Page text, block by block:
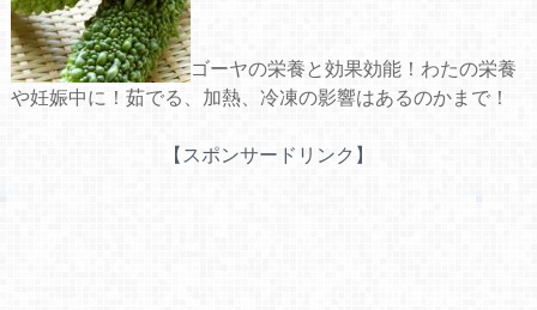
ゴーヤの栄養と効果効能！わたの栄養
や妊娠中に！茹でる、加熱、冷凍の影響はあるのかまで！
【スポンサードリンク】